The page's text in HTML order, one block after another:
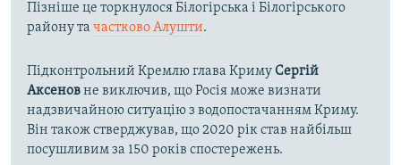
Пізніше це торкнулося Білогірська і Білогірського
району та частково Алушти.
Підконтрольний Кремлю глава КримуСергій
Аксеновне виключив, що Росія може визнати
надзвичайною ситуацію з водопостачанням Криму.
Він також стверджував, що 2020 рік став найбільш
посушливим за 150 років спостережень.